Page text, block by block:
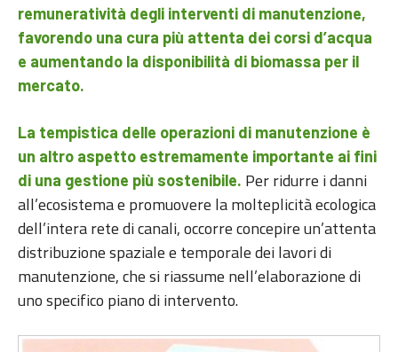
remuneratività degli interventi di manutenzione,
favorendo una cura più attenta dei corsi d’acqua
e aumentando la disponibilità di biomassa per il
mercato.
La tempistica delle operazioni di manutenzione è
un altro aspetto estremamente importante ai fini
di una gestione più sostenibile. Per ridurre i danni
all’ecosistema e promuovere la molteplicità ecologica
dell’intera rete di canali, occorre concepire un’attenta
distribuzione spaziale e temporale dei lavori di
manutenzione, che si riassume nell’elaborazione di
uno specifico piano di intervento.